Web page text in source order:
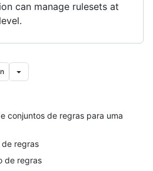
can manage rulesets at
conjuntos de regras para uma
regras
de regras